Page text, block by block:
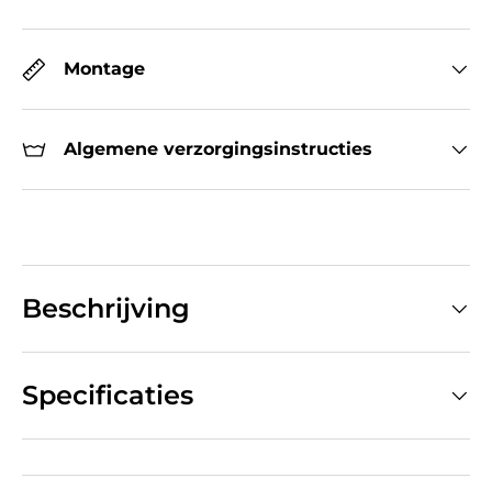
Montage
Algemene verzorgingsinstructies
Beschrijving
Specificaties